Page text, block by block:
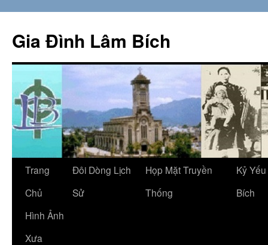
content
Gia Đình Lâm Bích
Trang
Chủ
Đôi Dòng Lịch
Sử
Họp Mặt Truyền
Thống
Kỷ
Bích
Hình Ảnh
Xưa